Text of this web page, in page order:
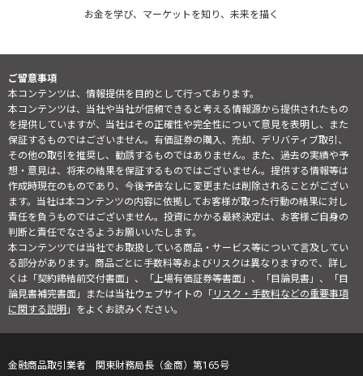
お金を学び、マーケットを知り、未来を描く
ご留意事項
本コンテンツは、情報提供を目的として行っております。
本コンテンツは、当社や当社が信頼できると考える情報源から提供されたもの
を提供していますが、当社はその正確性や完全性について意見を表明し、また
保証するものではございません。有価証券の購入、売却、デリバティブ取引、
その他の取引を推奨し、勧誘するものではありません。また、過去の実績や予
想・意見は、将来の結果を保証するものではございません。提供する情報等は
作成時現在のものであり、今後予告なしに変更または削除されることがござい
ます。当社は本コンテンツの内容に依拠してお客様が取った行動の結果に対し
責任を負うものではございません。投資にかかる最終決定は、お客様ご自身の
判断と責任でなさるようお願いいたします。
本コンテンツでは当社でお取扱している商品・サービス等について言及してい
る部分があります。商品ごとに手数料等およびリスクは異なりますので、詳し
くは「契約締結前交付書面」、「上場有価証券等書面」、「目論見書」、「目
論見書補完書面」または当社ウェブサイトの「リスク・手数料などの重要事項
に関する説明」をよくお読みください。
金融商品取引業者 関東財務局長（金商）第165号